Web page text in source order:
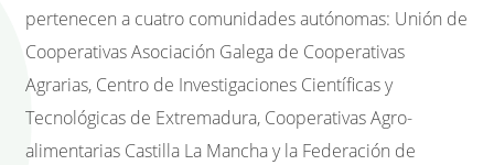
pertenecen a cuatro comunidades autónomas: Unión de
Cooperativas Asociación Galega de Cooperativas
Agrarias, Centro de Investigaciones Científicas y
Tecnológicas de Extremadura, Cooperativas Agro-
alimentarias Castilla La Mancha y la Federación de